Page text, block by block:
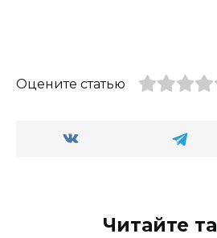
Оцените статью
Читайте